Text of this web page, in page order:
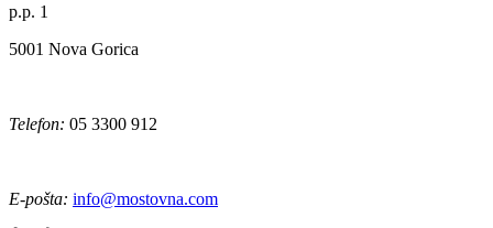
p.p. 1
5001 Nova Gorica
Telefon: 05 3300 912
E-pošta: info@mostovna.com